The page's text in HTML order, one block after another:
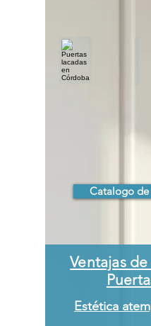
Catalogo de
Ventajas
Estética